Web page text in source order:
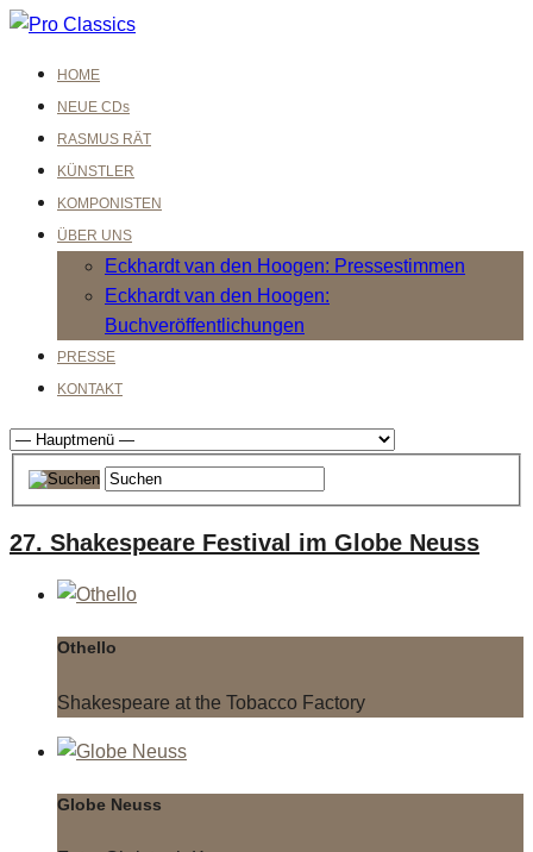
HOME
NEUE CDs
RASMUS RÄT
KÜNSTLER
KOMPONISTEN
ÜBER UNS
Eckhardt van den Hoogen: Pressestimmen
Eckhardt van den Hoogen:
Buchveröffentlichungen
PRESSE
KONTAKT
27. Shakespeare Festival im Globe Neuss
Othello
Shakespeare at the Tobacco Factory
Globe Neuss